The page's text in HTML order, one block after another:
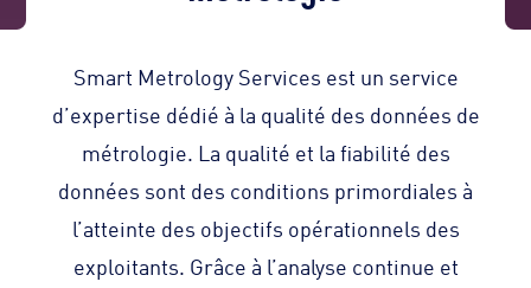
Smart Metrology Services est un service
d’expertise dédié à la qualité des données de
métrologie. La qualité et la fiabilité des
données sont des conditions primordiales à
l’atteinte des objectifs opérationnels des
exploitants. Grâce à l’analyse continue et